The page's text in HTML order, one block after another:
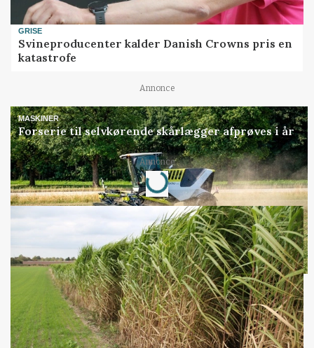
GRISE
Svineproducenter kalder Danish Crowns pris en
katastrofe
Annonce
MASKINER
Forserie til selvkørende skårlægger afprøves i år
Annonce
Loading...